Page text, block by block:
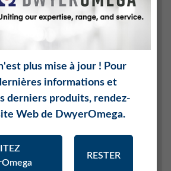
(IOT)
plus mise à jour ! Pour
informations et
derniers produits, rendez-
Web de DwyerOmega.
RESTER